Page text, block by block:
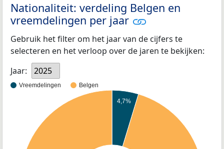
Nationaliteit: verdeling Belgen en
vreemdelingen per jaar
Gebruik het filter om het jaar van de cijfers te
selecteren en het verloop over de jaren te bekijken:
Jaar:
2025
Vreemdelingen Belgen
4,7%